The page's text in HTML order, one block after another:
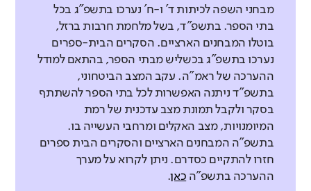
מבחני השפה לכיתות ד' ו-ח' נערכו בתשפ"ג בכל
בתי הספר. בתשפ"ד, בשל מלחמת חרבות ברזל,
בוטלו המבחנים הארציים. הסקרים הבית-ספרים
נערכו בתשפ"ג בכשליש מבתי הספר, בהתאם למודל
ההערכה של ראמ"ה. עקב המצב הביטחוני,
בתשפ"ד ניתנה האפשרות לכל בתי הספר להשתתף
בסקר ולקבל תמונת מצב עדכנית של רמת
המיומנויות, מצב האקלים ומרחבי העשייה בו.
בתשפ"ה המבחנים הארציים והסקרים הבית ספרים
חזרו להתקיים כסדרם. ניתן לקרוא על מערך
ההערכה בתשפ"ה כאן.